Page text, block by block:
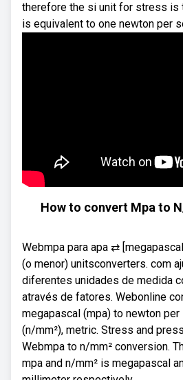
therefore the si unit for stress is
is equivalent to one newton per
How to convert Mpa to
Webmpa para apa ⇄
(o menor) unitsconverters. com
diferentes unidades de medida
através de fatores. Webonline
megapascal (mpa) to newton
(n/mm²), metric. Stress and
Webmpa to n/mm² conversion.
mpa and n/mm² is megapascal